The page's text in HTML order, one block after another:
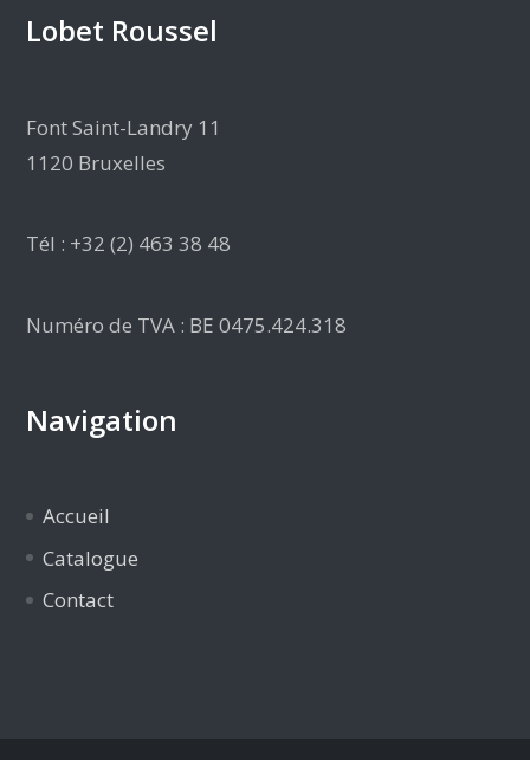
Lobet Roussel
Font Saint-Landry 11
1120 Bruxelles
Tél : +32 (2) 463 38 48
Numéro de TVA : BE 0475.424.318
Navigation
Accueil
Catalogue
Contact